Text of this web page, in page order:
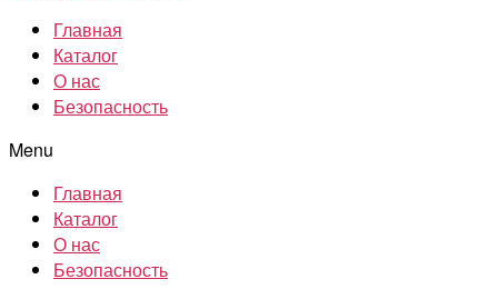
Главная
Каталог
О нас
Безопасность
Menu
Главная
Каталог
О нас
Безопасность